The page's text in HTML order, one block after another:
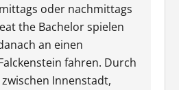
oder nachmittags
the Bachelor spielen
an einen
fahren. Durch
Innenstadt,